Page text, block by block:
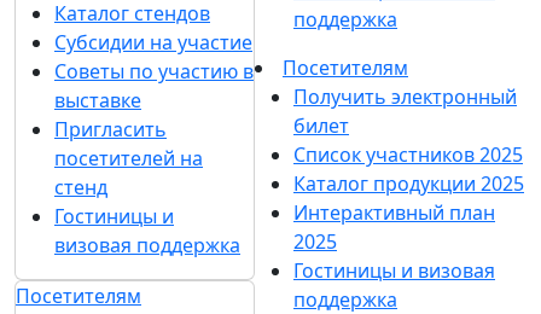
Каталог стендов
Субсидии на участие
Советы по участию в
выставке
Пригласить
посетителей на
стенд
Гостиницы и
визовая поддержка
Посетителям
поддержка
Посетителям
Получить электронный
билет
Список участников 2025
Каталог продукции 2025
Интерактивный план
2025
Гостиницы и визовая
поддержка